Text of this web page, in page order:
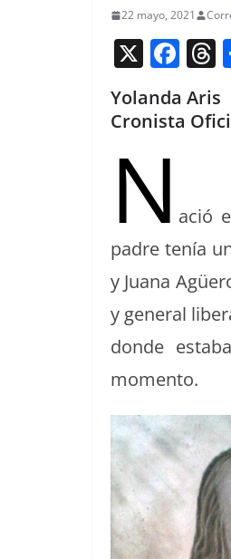
22 mayo, 2021
X F
a
c
e
o
k
T
a
Yolanda Aris
Cronista
N ació
padre tenía
y Jua­na
y gen­er­al
donde
momento.